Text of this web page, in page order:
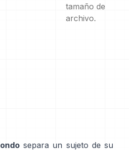
tamaño de
archivo.
separa un sujeto de su